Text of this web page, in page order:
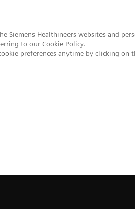
Siemens Healthineers websites and
to our Cookie Policy.
preferences anytime by clicking on